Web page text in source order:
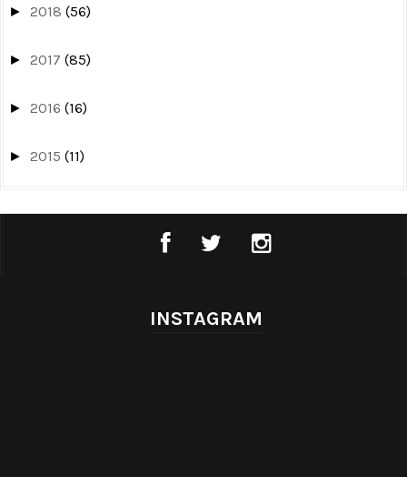
► 2018 (56)
► 2017 (85)
► 2016 (16)
► 2015 (11)
INSTAGRAM